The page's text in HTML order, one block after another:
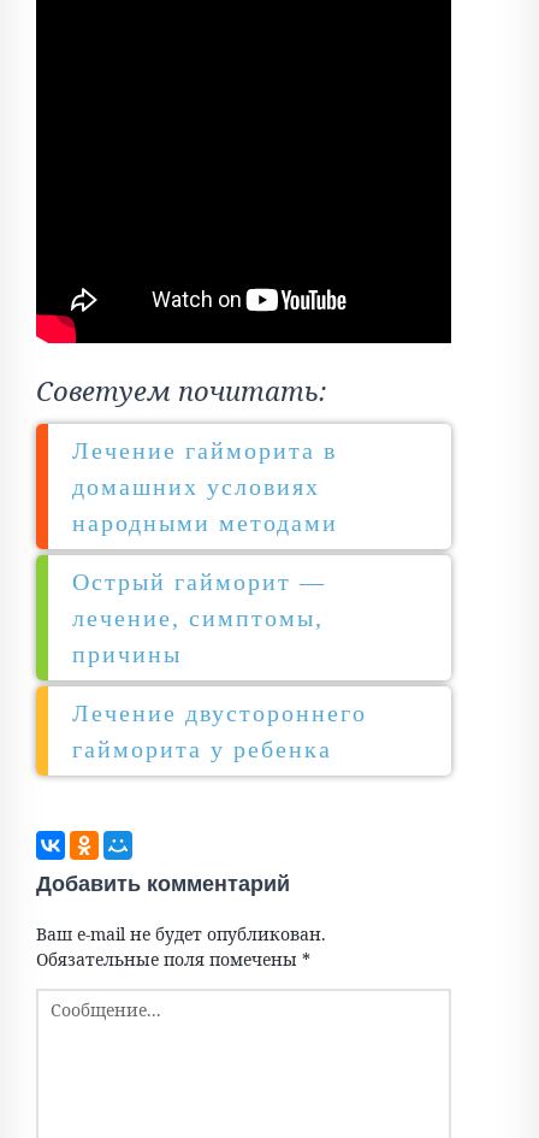
Советуем почитать:
Лечение гайморита в
домашних условиях
народными методами
Острый гайморит —
лечение, симптомы,
причины
Лечение двустороннего
гайморита у ребенка
Добавить комментарий
Ваш e-mail не будет опубликован.
Обязательные поля помечены *